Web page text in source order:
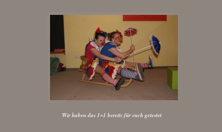
Wir haben das 1×1 bereits für euch getestet